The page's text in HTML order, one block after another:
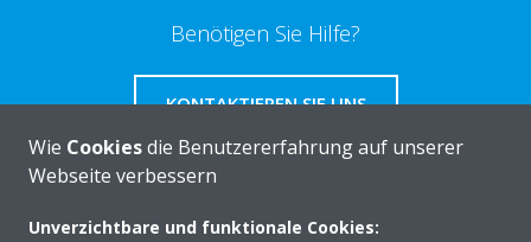
Benötigen Sie Hilfe?
KONTAKTIEREN SIE UNS
Wie Cookiesdie Benutzererfahrung auf unserer
Webseite verbessern
Unverzichtbare und funktionale Cookies: